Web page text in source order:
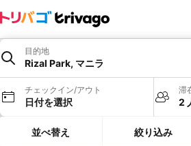
目的地
Rizal Park, マニラ
チェックイン/アウト
日付を選択
滞
2
並べ替え 絞り込み